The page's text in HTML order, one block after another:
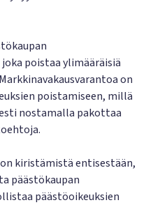
poistaa ylimääräisiä
on
poistamiseen, millä
nostamalla pakottaa
kiristämistä entisestään,
päästökaupan
päästöoikeuksien